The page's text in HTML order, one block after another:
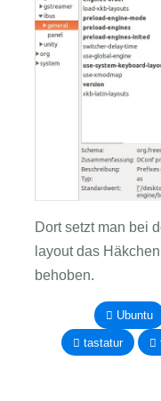
Dort setzt man bei
layout das
behoben.
Ubuntu
tastatur